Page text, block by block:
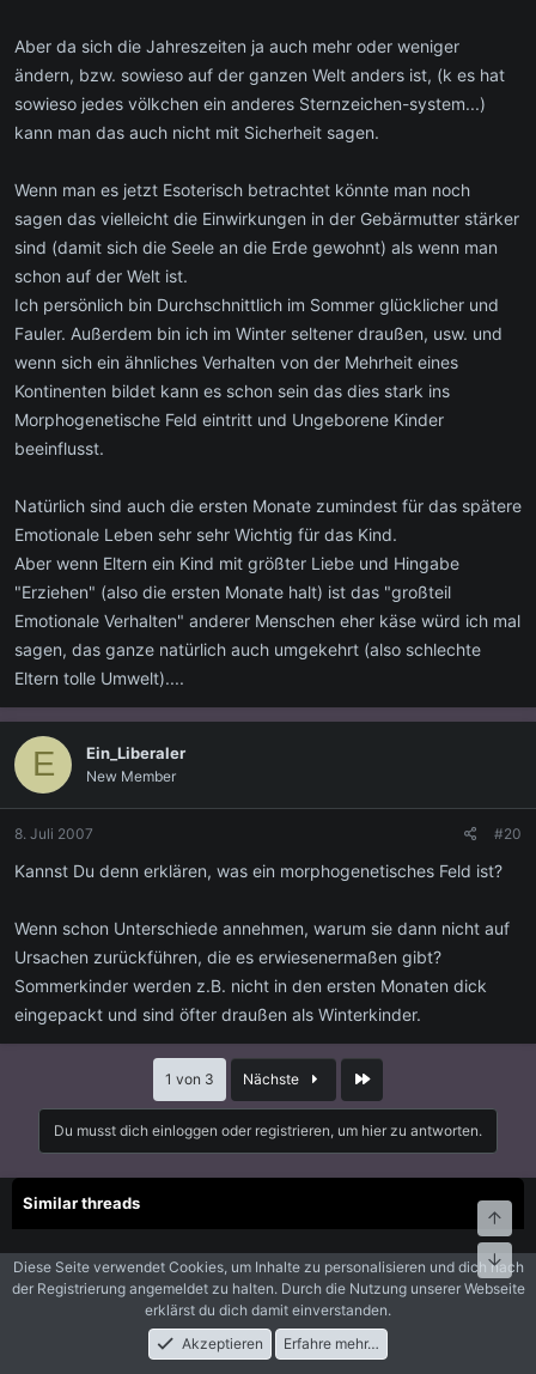
Aber da sich die Jahreszeiten ja auch mehr oder weniger
ändern, bzw. sowieso auf der ganzen Welt anders ist, (k es hat
sowieso jedes völkchen ein anderes Sternzeichen-system...)
kann man das auch nicht mit Sicherheit sagen.
Wenn man es jetzt Esoterisch betrachtet könnte man noch
sagen das vielleicht die Einwirkungen in der Gebärmutter stärker
sind (damit sich die Seele an die Erde gewohnt) als wenn man
schon auf der Welt ist.
Ich persönlich bin Durchschnittlich im Sommer glücklicher und
Fauler. Außerdem bin ich im Winter seltener draußen, usw. und
wenn sich ein ähnliches Verhalten von der Mehrheit eines
Kontinenten bildet kann es schon sein das dies stark ins
Morphogenetische Feld eintritt und Ungeborene Kinder
beeinflusst.
Natürlich sind auch die ersten Monate zumindest für das spätere
Emotionale Leben sehr sehr Wichtig für das Kind.
Aber wenn Eltern ein Kind mit größter Liebe und Hingabe
"Erziehen" (also die ersten Monate halt) ist das "großteil
Emotionale Verhalten" anderer Menschen eher käse würd ich mal
sagen, das ganze natürlich auch umgekehrt (also schlechte
Eltern tolle Umwelt)....
E Ein_Liberaler
New Member
8. Juli 2007 #20
Kannst Du denn erklären, was ein morphogenetisches Feld ist?
Wenn schon Unterschiede annehmen, warum sie dann nicht auf
Ursachen zurückführen, die es erwiesenermaßen gibt?
Sommerkinder werden z.B. nicht in den ersten Monaten dick
eingepackt und sind öfter draußen als Winterkinder.
1 von 3 Nächste Letzte
Du musst dich einloggen oder registrieren, um hier zu antworten.
Similar threads
L Sternzeichen symbol
Gestartet von Liz23 13. Oktober 2020
Antworten: 3
Esoterik allgemein
Sternzeichen Erkennen
Aktuelles Anmelden Registrieren
Diese Seite verwendet Cookies, um Inhalte zu personalisieren und dich nach
der Registrierung angemeldet zu halten. Durch die Nutzung unserer Webseite
erklärst du dich damit einverstanden.
Akzeptieren
Erfahre mehr…
Oben